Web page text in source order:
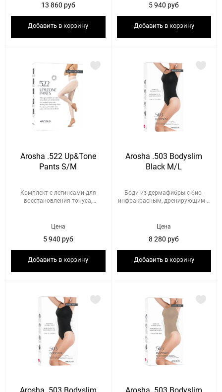
13 860 руб
Добавить в корзину
5 940 руб
Добавить в корзину
Arosha .522 Up&Tone
Pants S/M
Комплект с легинсами для
восстановления тонуса,
Цена
5 940 руб
Добавить в корзину
Arosha .503 Bodyslim
Black M/L
Боди из дермафибры с био-
инфракрасным, дренирующим и
Цена
8 280 руб
Добавить в корзину